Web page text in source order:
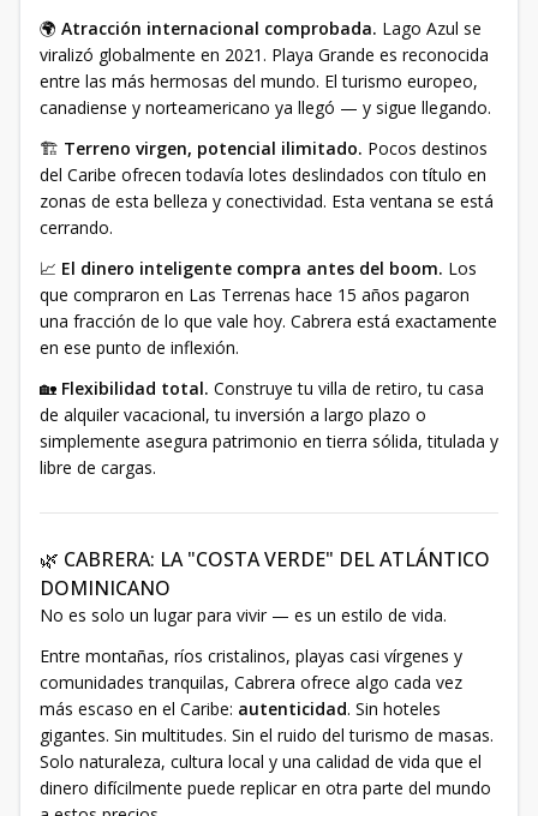
🌍 Atracción internacional comprobada. Lago Azul se
viralizó globalmente en 2021. Playa Grande es reconocida
entre las más hermosas del mundo. El turismo europeo,
canadiense y norteamericano ya llegó — y sigue llegando.
🏗️ Terreno virgen, potencial ilimitado. Pocos destinos
del Caribe ofrecen todavía lotes deslindados con título en
zonas de esta belleza y conectividad. Esta ventana se está
cerrando.
📈 El dinero inteligente compra antes del boom. Los
que compraron en Las Terrenas hace 15 años pagaron
una fracción de lo que vale hoy. Cabrera está exactamente
en ese punto de inflexión.
🏡 Flexibilidad total. Construye tu villa de retiro, tu casa
de alquiler vacacional, tu inversión a largo plazo o
simplemente asegura patrimonio en tierra sólida, titulada y
libre de cargas.
🌿 CABRERA: LA "COSTA VERDE" DEL ATLÁNTICO
DOMINICANO
No es solo un lugar para vivir — es un estilo de vida.
Entre montañas, ríos cristalinos, playas casi vírgenes y
comunidades tranquilas, Cabrera ofrece algo cada vez
más escaso en el Caribe: autenticidad. Sin hoteles
gigantes. Sin multitudes. Sin el ruido del turismo de masas.
Solo naturaleza, cultura local y una calidad de vida que el
dinero difícilmente puede replicar en otra parte del mundo